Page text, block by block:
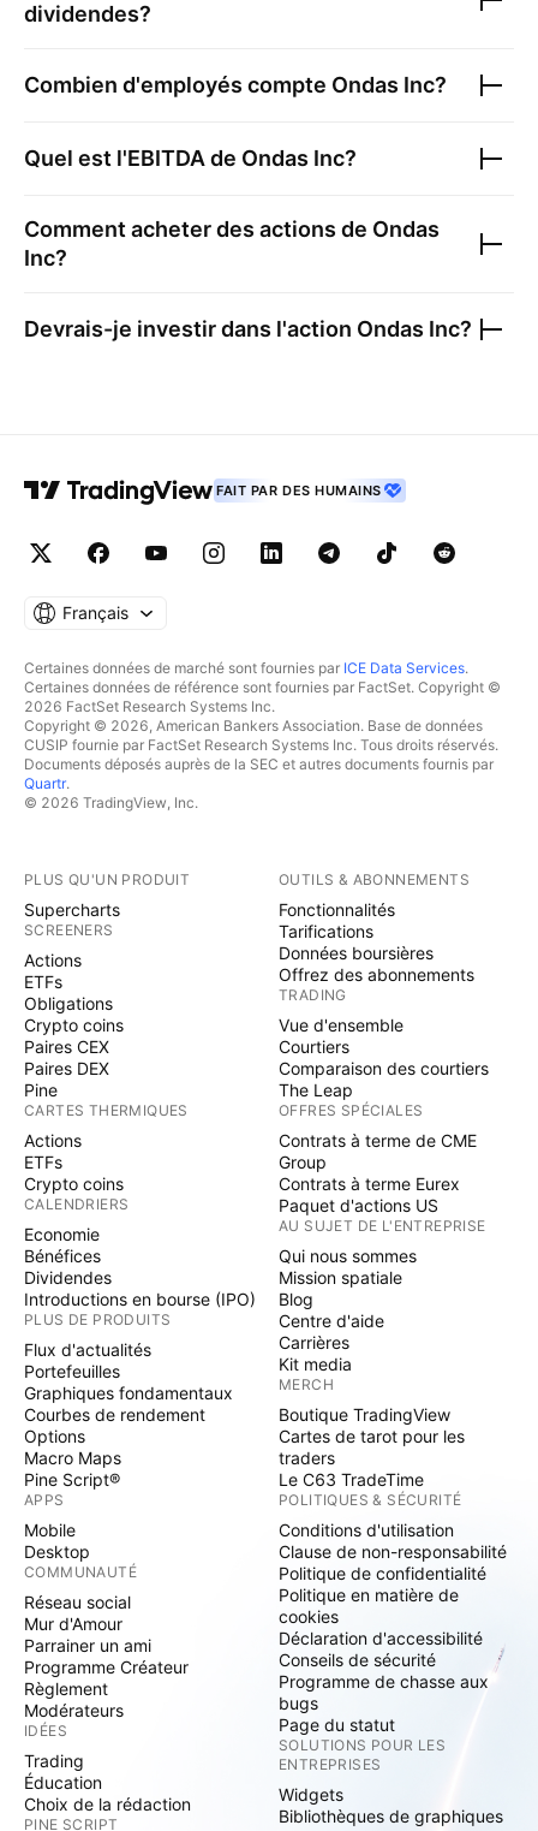
dividendes?
Combien d'employés compte Ondas Inc?
Quel est l'EBITDA de Ondas Inc?
Comment acheter des actions de Ondas
Inc?
Devrais-je investir dans l'action Ondas Inc?
FAIT PAR DES HUMAINS
Français
Certaines données de marché sont fournies par ICE Data Services.
Certaines données de référence sont fournies par FactSet. Copyright ©
2026 FactSet Research Systems Inc.
Copyright © 2026, American Bankers Association. Base de données
CUSIP fournie par FactSet Research Systems Inc. Tous droits réservés.
Documents déposés auprès de la SEC et autres documents fournis par
Quartr.
© 2026 TradingView, Inc.
PLUS QU'UN PRODUIT
Supercharts
SCREENERS
Actions
ETFs
Obligations
Crypto coins
Paires CEX
Paires DEX
Pine
CARTES THERMIQUES
Actions
ETFs
Crypto coins
CALENDRIERS
Economie
Bénéfices
Dividendes
Introductions en bourse (IPO)
PLUS DE PRODUITS
Flux d'actualités
Portefeuilles
Graphiques fondamentaux
Courbes de rendement
Options
Macro Maps
Pine Script®
APPS
Mobile
Desktop
COMMUNAUTÉ
Réseau social
Mur d'Amour
Parrainer un ami
Programme Créateur
Règlement
Modérateurs
IDÉES
Trading
Éducation
Choix de la rédaction
PINE SCRIPT
OUTILS & ABONNEMENTS
Fonctionnalités
Tarifications
Données boursières
Offrez des abonnements
TRADING
Vue d'ensemble
Courtiers
Comparaison des courtiers
The Leap
OFFRES SPÉCIALES
Contrats à terme de CME
Group
Contrats à terme Eurex
Paquet d'actions US
AU SUJET DE L'ENTREPRISE
Qui nous sommes
Mission spatiale
Blog
Centre d'aide
Carrières
Kit media
MERCH
Boutique TradingView
Cartes de tarot pour les
traders
Le C63 TradeTime
POLITIQUES & SÉCURITÉ
Conditions d'utilisation
Clause de non-responsabilité
Politique de confidentialité
Politique en matière de
cookies
Déclaration d'accessibilité
Conseils de sécurité
Programme de chasse aux
bugs
Page du statut
SOLUTIONS POUR LES
ENTREPRISES
Widgets
Bibliothèques de graphiques